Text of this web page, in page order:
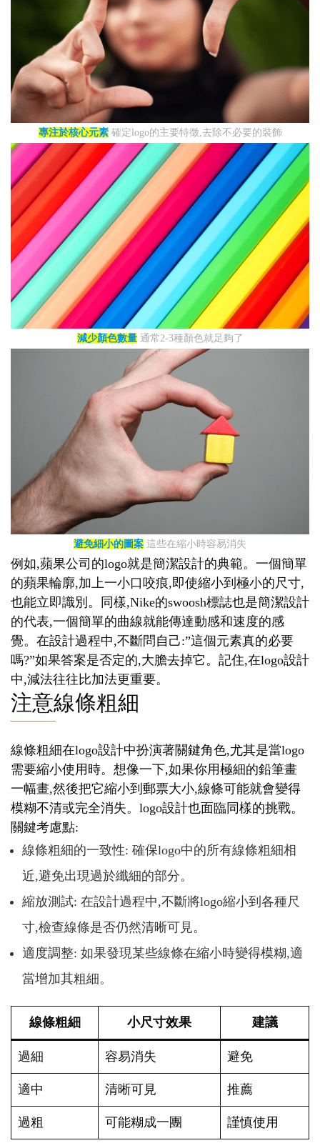
專注於核心元素確定logo的主要特徵,去除不必要的裝飾
減少顏色數量通常2-3種顏色就足夠了
避免細小的圖案 這些在縮小時容易消失
例如,蘋果公司的logo就是簡潔設計的典範。一個簡單
的蘋果輪廓,加上一小口咬痕,即使縮小到極小的尺寸,
也能立即識別。同樣,Nike的swoosh標誌也是簡潔設計
的代表,一個簡單的曲線就能傳達動感和速度的感
覺。在設計過程中,不斷問自己:”這個元素真的必要
嗎?”如果答案是否定的,大膽去掉它。記住,在logo設計
中,減法往往比加法更重要。
注意線條粗細
線條粗細在logo設計中扮演著關鍵角色,尤其是當logo
需要縮小使用時。想像一下,如果你用極細的鉛筆畫
一幅畫,然後把它縮小到郵票大小,線條可能就會變得
模糊不清或完全消失。logo設計也面臨同樣的挑戰。
關鍵考慮點:
線條粗細的一致性: 確保logo中的所有線條粗細相
近,避免出現過於纖細的部分。
縮放測試: 在設計過程中,不斷將logo縮小到各種尺
寸,檢查線條是否仍然清晰可見。
適度調整: 如果發現某些線條在縮小時變得模糊,適
當增加其粗細。
線條粗細 小尺寸效果 建議
過細 容易消失 避免
適中 清晰可見 推薦
過粗 可能糊成一團 謹慎使用